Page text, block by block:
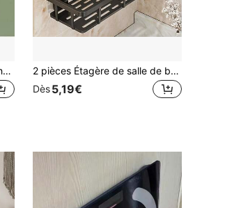
10/20/30/40/50 pièces Crochets muraux en plastique en forme de corne de taureau à forte adhérence, sans perçage nécessaire, crochets muraux transparents sans couture, résistants à la rouille et durables, convenant à la salle de bain et à la cuisine. Lors de l'installation, veuillez garder la surface murale sèche et plate, et éliminer l'air à l'intérieur des crochets.
2 pièces Étagère de salle de bain sans perçage, support de rangement mural pour shampoing & savon, design de drainage creux noir, universel pour salle de bain & cuisine
Dès5,19€